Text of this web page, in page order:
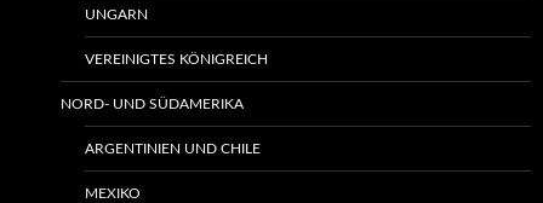
UNGARN
VEREINIGTES KÖNIGREICH
NORD- UND SÜDAMERIKA
ARGENTINIEN UND CHILE
MEXIKO